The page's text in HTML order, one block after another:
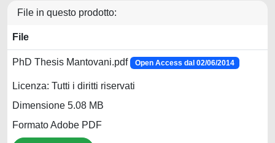
File in questo prodotto:
File
PhD Thesis Mantovani.pdf Open Access dal 02/06/2014
Licenza: Tutti i diritti riservati
Dimensione 5.08 MB
Formato Adobe PDF